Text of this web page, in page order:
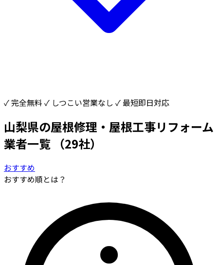
✓ 完全無料 ✓ しつこい営業なし ✓ 最短即日対応
山梨県の屋根修理・屋根工事リフォーム
業者一覧 （29社）
おすすめ
おすすめ順とは？